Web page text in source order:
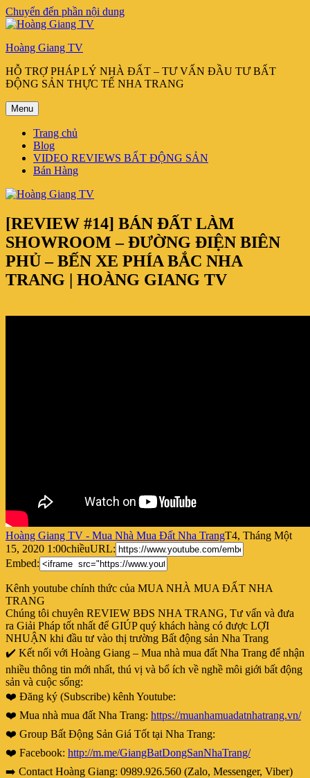
Chuyển đến phần nội dung
Hoàng Giang TV
HỖ TRỢ PHÁP LÝ NHÀ ĐẤT – TƯ VẤN ĐẦU TƯ BẤT
ĐỘNG SẢN THỰC TẾ NHA TRANG
Menu
Trang chủ
Blog
VIDEO REVIEWS BẤT ĐỘNG SẢN
Bán Hàng
[REVIEW #14] BÁN ĐẤT LÀM
SHOWROOM – ĐƯỜNG ĐIỆN BIÊN
PHỦ – BẾN XE PHÍA BẮC NHA
TRANG | HOÀNG GIANG TV
Hoàng Giang TV - Mua Nhà Mua Đất Nha TrangT4, Tháng Một
15, 2020 1:00chiềuURL:
Embed:
Kênh youtube chính thức của MUA NHÀ MUA ĐẤT NHA
TRANG
Chúng tôi chuyên REVIEW BĐS NHA TRANG, Tư vấn và đưa
ra Giải Pháp tốt nhất để GIÚP quý khách hàng có được LỢI
NHUẬN khi đầu tư vào thị trường Bất động sản Nha Trang
✔️ Kết nối với Hoàng Giang – Mua nhà mua đất Nha Trang để nhận
nhiều thông tin mới nhất, thú vị và bổ ích về nghề môi giới bất động
sản và cuộc sống:
❤️ Đăng ký (Subscribe) kênh Youtube:
❤️ Mua nhà mua đất Nha Trang: https://muanhamuadatnhatrang.vn/
❤️ Group Bất Động Sản Giá Tốt tại Nha Trang:
❤️ Facebook: http://m.me/GiangBatDongSanNhaTrang/
➡️ Contact Hoàng Giang: 0989.926.560 (Zalo, Messenger, Viber)